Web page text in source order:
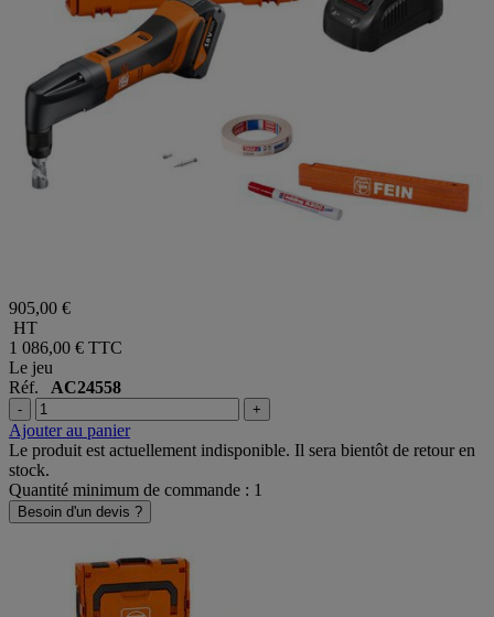
905,00 €
HT
1 086,00 € TTC
Le jeu
Réf. AC24558
- +
Ajouter au panier
Le produit est actuellement indisponible. Il sera bientôt de retour en
stock.
Quantité minimum de commande : 1
Besoin d'un devis ?